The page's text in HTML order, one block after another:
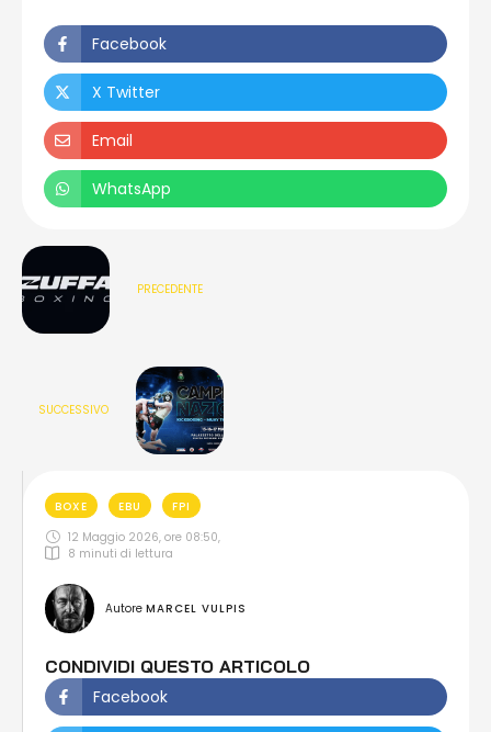
Facebook
X Twitter
Email
WhatsApp
PRECEDENTE
SUCCESSIVO
BOXE EBU
FPI
12 Maggio 2026, ore 08:50,
8 minuti di lettura
Autore MARCEL VULPIS
CONDIVIDI QUESTO ARTICOLO
Facebook